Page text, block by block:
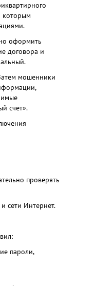
которым
оформить
договора и
мошенники
счет».
проверять
сети Интернет.
пароли,